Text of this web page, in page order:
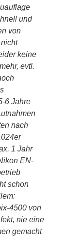
und
von
keine
evtl.
6 Jahre
nach
1 Jahr
EN-
schon
4500 von
nie eine
gemacht